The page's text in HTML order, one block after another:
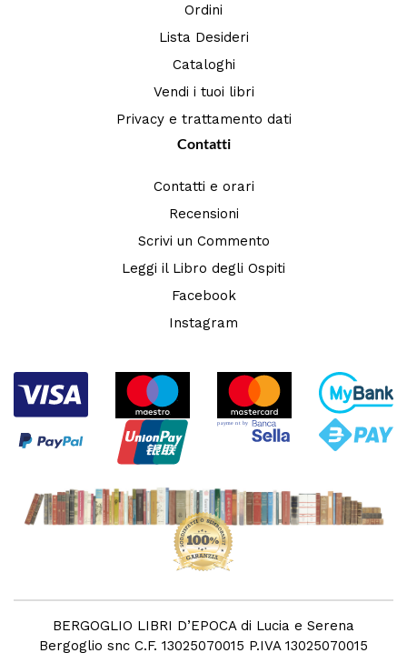
Ordini
Lista Desideri
Cataloghi
Vendi i tuoi libri
Privacy e trattamento dati
Contatti
Contatti e orari
Recensioni
Scrivi un Commento
Leggi il Libro degli Ospiti
Facebook
Instagram
BERGOGLIO LIBRI D’EPOCA di Lucia e Serena
Bergoglio snc C.F. 13025070015 P.IVA 13025070015